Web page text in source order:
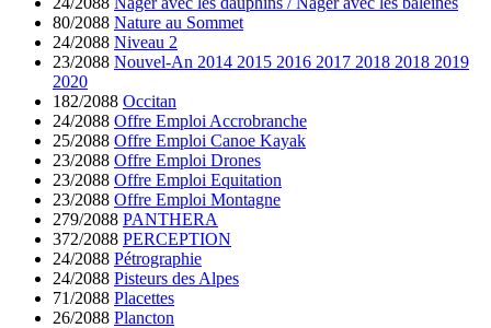
80/2088 Nature au Sommet
24/2088 Niveau 2
23/2088 Nouvel-An 2014 2015 2016 2017 2018 2018 2019
2020
182/2088 Occitan
24/2088 Offre Emploi Accrobranche
25/2088 Offre Emploi Canoe Kayak
23/2088 Offre Emploi Drones
23/2088 Offre Emploi Equitation
23/2088 Offre Emploi Montagne
279/2088 PANTHERA
372/2088 PERCEPTION
24/2088 Pétrographie
24/2088 Pisteurs des Alpes
71/2088 Placettes
26/2088 Plancton